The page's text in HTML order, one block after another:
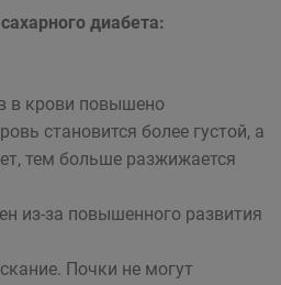
диабета:
в крови повышено
становится более густой, а
тем больше разжижается
из-за повышенного развития
Почки не могут